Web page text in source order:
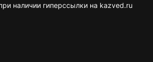
наличии гиперссылки на kazved.ru